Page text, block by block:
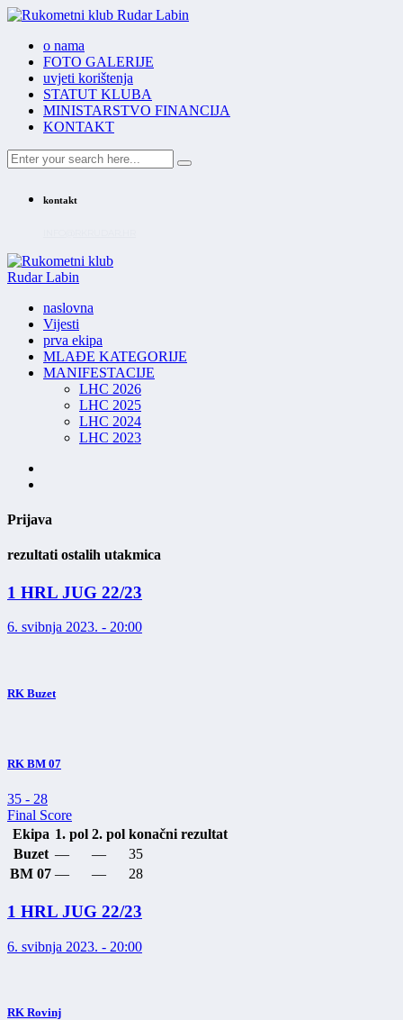
o nama
FOTO GALERIJE
uvjeti korištenja
STATUT KLUBA
MINISTARSTVO FINANCIJA
KONTAKT
kontakt
naslovna
Vijesti
prva ekipa
MLAĐE KATEGORIJE
MANIFESTACIJE
LHC 2026
LHC 2025
LHC 2024
LHC 2023
Prijava
rezultati ostalih utakmica
1 HRL JUG 22/23
6. svibnja 2023. - 20:00
RK Buzet
RK BM 07
35 - 28
Final Score
Ekipa 1. pol 2. pol konačni rezultat
Buzet — —
35
BM 07 — — 28
1 HRL JUG 22/23
6. svibnja 2023. - 20:00
RK Rovinj